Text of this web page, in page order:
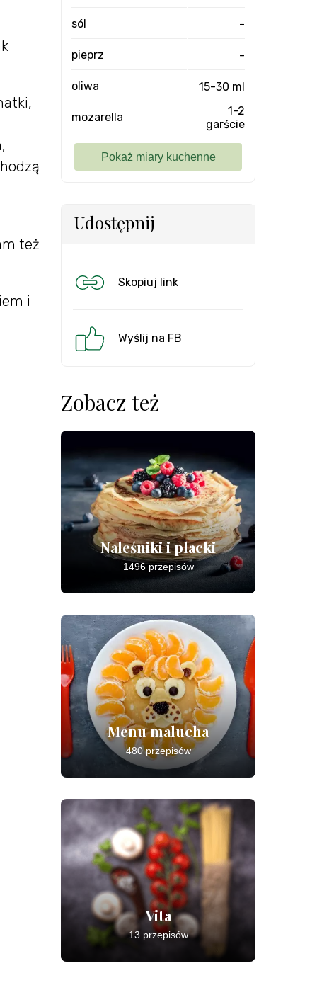
też
i
sól -
pieprz -
oliwa 15-30 ml
mozarella
1-2
garście
Udostępnij
Skopiuj link
Wyślij na FB
Zobacz też
Naleśniki i placki
1496 przepisów
Menu malucha
480 przepisów
Vita
13 przepisów